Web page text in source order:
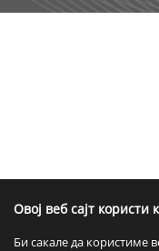
Овој веб сајт
Би сакале да користиме